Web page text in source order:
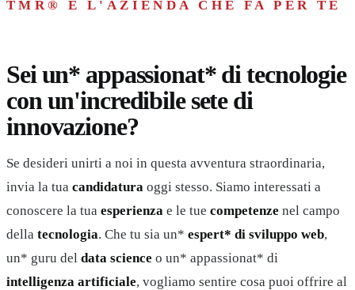
TMR® È L'AZIENDA CHE FA PER TE
Sei un* appassionat* di tecnologie
con un'incredibile sete di
innovazione?
Se desideri unirti a noi in questa avventura straordinaria,
invia la tua candidatura oggi stesso. Siamo interessati a
conoscere la tua esperienza e le tue competenze nel campo
della tecnologia. Che tu sia un* espert* di sviluppo web,
un* guru del data science o un* appassionat* di
intelligenza artificiale, vogliamo sentire cosa puoi offrire al